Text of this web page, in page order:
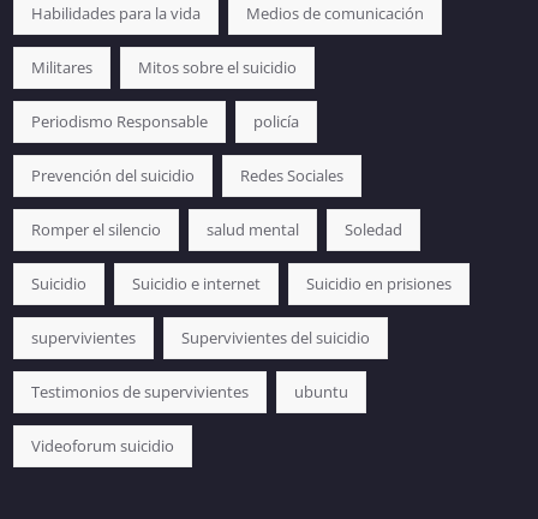
Habilidades para la vida Medios de comunicación
Militares Mitos sobre el suicidio
Periodismo Responsable policía
Prevención del suicidio Redes Sociales
Romper el silencio salud mental Soledad
Suicidio Suicidio e internet Suicidio en prisiones
supervivientes Supervivientes del suicidio
Testimonios de supervivientes ubuntu
Videoforum suicidio